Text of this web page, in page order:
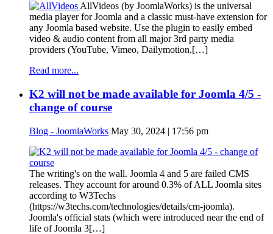
AllVideos (by JoomlaWorks) is the universal
media player for Joomla and a classic must-have extension for
any Joomla based website. Use the plugin to easily embed
video & audio content from all major 3rd party media
providers (YouTube, Vimeo, Dailymotion,[…]
Read more...
K2 will not be made available for Joomla 4/5 -
change of course
Blog - JoomlaWorks May 30, 2024 | 17:56 pm
The writing's on the wall. Joomla 4 and 5 are failed CMS
releases. They account for around 0.3% of ALL Joomla sites
according to W3Techs
(https://w3techs.com/technologies/details/cm-joomla).
Joomla's official stats (which were introduced near the end of
life of Joomla 3[…]